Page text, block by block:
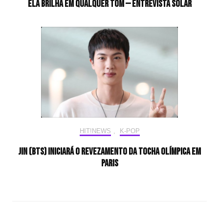
Ela brilha em qualquer tom — Entrevista Solar
HIT!NEWS , K-POP
Jin (BTS) iniciará o revezamento da tocha olímpica em
Paris